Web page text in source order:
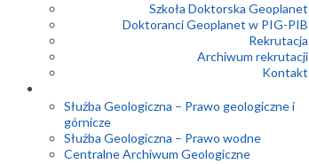
Szkoła Doktorska Geoplanet
Doktoranci Geoplanet w PIG-PIB
Rekrutacja
Archiwum rekrutacji
Kontakt
Służba Geologiczna – Prawo geologiczne i
górnicze
Służba Geologiczna – Prawo wodne
Centralne Archiwum Geologiczne